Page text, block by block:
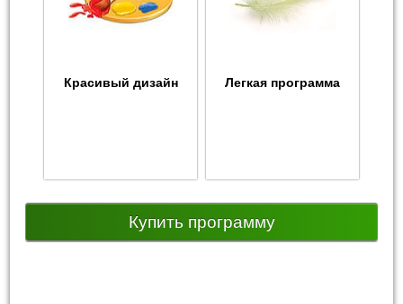
Красивый дизайн Легкая программа
Купить программу